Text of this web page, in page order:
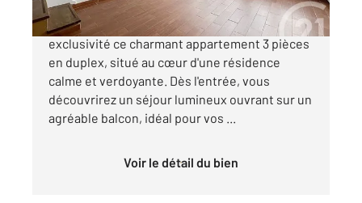
Notre agence Century 21 vous propose en
exclusivité ce charmant appartement 3 pièces
en duplex, situé au cœur d'une résidence
calme et verdoyante. Dès l'entrée, vous
découvrirez un séjour lumineux ouvrant sur un
agréable balcon, idéal pour vos ...
Voir le détail du bien